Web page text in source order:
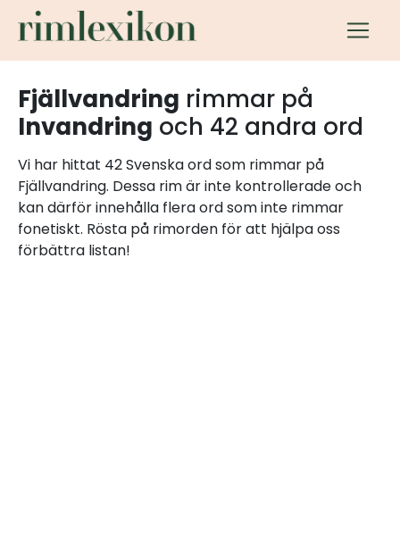
Fjällvandring rimmar på
Invandring och 42 andra ord
Vi har hittat 42 Svenska ord som rimmar på
Fjällvandring. Dessa rim är inte kontrollerade och
kan därför innehålla flera ord som inte rimmar
fonetiskt. Rösta på rimorden för att hjälpa oss
förbättra listan!